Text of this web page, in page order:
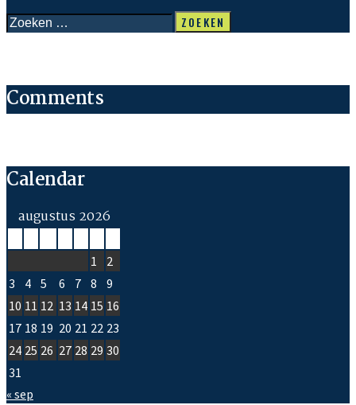
Zoeken
Comments
Calendar
augustus 2026
1
2
3
4 5 6 7 8
9
10 11 12 13 14 15 16
17 18 19 20 21 22 23
24 25 26 27 28 29 30
31
« sep